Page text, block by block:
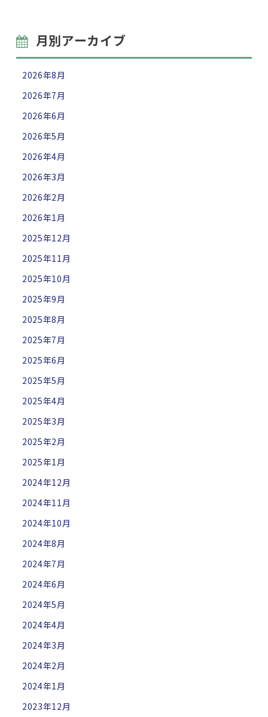
月別アーカイブ
2026年8月
2026年7月
2026年6月
2026年5月
2026年4月
2026年3月
2026年2月
2026年1月
2025年12月
2025年11月
2025年10月
2025年9月
2025年8月
2025年7月
2025年6月
2025年5月
2025年4月
2025年3月
2025年2月
2025年1月
2024年12月
2024年11月
2024年10月
2024年8月
2024年7月
2024年6月
2024年5月
2024年4月
2024年3月
2024年2月
2024年1月
2023年12月